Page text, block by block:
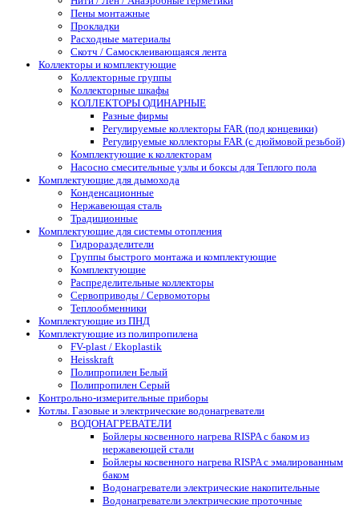
Пены монтажные
Прокладки
Расходные материалы
Скотч / Самосклеивающаяся лента
Коллекторы и комплектующие
Коллекторные группы
Коллекторные шкафы
КОЛЛЕКТОРЫ ОДИНАРНЫЕ
Разные фирмы
Регулируемые коллекторы FAR (под концевики)
Регулируемые коллекторы FAR (с дюймовой резьбой)
Комплектующие к коллекторам
Насосно смесительные узлы и боксы для Теплого пола
Комплектующие для дымохода
Конденсационные
Нержавеющая сталь
Традиционные
Комплектующие для системы отопления
Гидроразделители
Группы быстрого монтажа и комплектующие
Комплектующие
Распределительные коллекторы
Сервоприводы / Сервомоторы
Теплообменники
Комплектующие из ПНД
Комплектующие из полипропилена
FV-plast / Ekoplastik
Heisskraft
Полипропилен Белый
Полипропилен Серый
Контрольно-измерительные приборы
Котлы. Газовые и электрические водонагреватели
ВОДОНАГРЕВАТЕЛИ
Бойлеры косвенного нагрева RISPA с баком из
нержавеющей стали
Бойлеры косвенного нагрева RISPA с эмалированным
баком
Водонагреватели электрические накопительные
Водонагреватели электрические проточные